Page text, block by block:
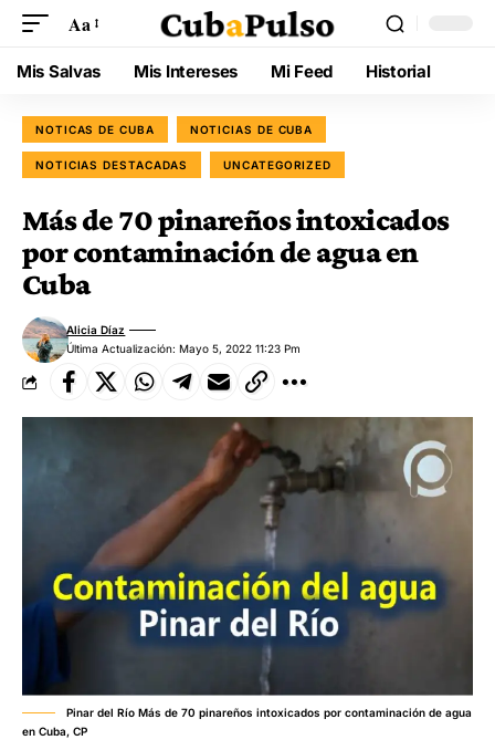
Aa
Mis Salvas Mis Intereses Mi Feed Historial
NOTICAS DE CUBA NOTICIAS DE CUBA
NOTICIAS DESTACADAS UNCATEGORIZED
Más de 70 pinareños intoxicados
por contaminación de agua en
Cuba
Última Actualización: Mayo 5, 2022 11:23 Pm
Alicia Díaz
Pinar del Río Más de 70 pinareños intoxicados por contaminación de agua
en Cuba, CP